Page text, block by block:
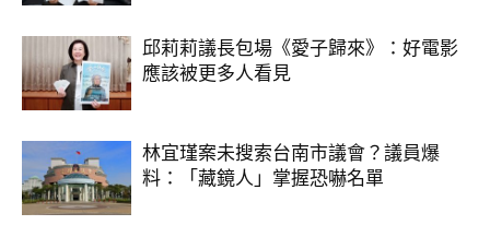
邱莉莉議長包場《愛子歸來》：好電影
應該被更多人看見
林宜瑾案未搜索台南市議會？議員爆
料：「藏鏡人」掌握恐嚇名單